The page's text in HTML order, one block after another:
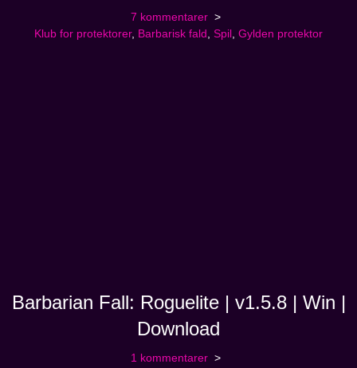
7 kommentarer
Klub for protektorer, Barbarisk fald , Spil , Gylden protektor
Barbarian Fall: Roguelite | v1.5.8 | Win |
Download
1 kommentarer